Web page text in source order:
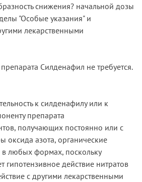
снижения? начальной дозы
"Особые указания" и
лекарственными
Силденафил не требуется.
к силденафилу или к
препарата
получающих постоянно или с
оксида азота, органические
любых формах, поскольку
гипотензивное действие нитратов
с другими лекарственными